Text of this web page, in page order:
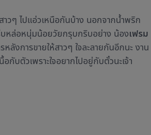
วๆ ไปแอ่วเหนือกันบ้าง นอกจากน้ำพริก
หล่อหนุ่มน้อยวัยกรุบกริบอย่าง น้องเฟรม
งการขายให้สาวๆ ใจละลายกันอีกนะ งาน
บตัวเพราะใจอยากไปอยู่กับตั๋วนะเจ้า